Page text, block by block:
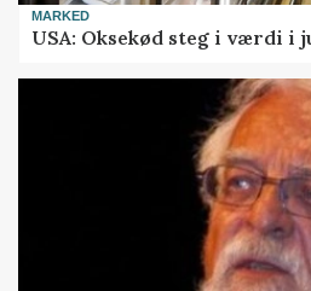
MARKED
USA: Oksekød steg i værdi i